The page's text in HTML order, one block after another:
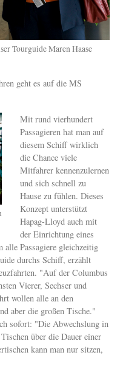
Tourguide Maren Haase
geht es auf die MS
Mit rund vierhundert
Passagieren hat man auf
diesem Schiff wirklich
die Chance viele
Mitfahrer kennenzulernen
und sich schnell zu
Hause zu fühlen. Dieses
Konzept unterstützt
Hapag-Lloyd auch mit
der Einrichtung eines
alle Passagiere gleichzeitig
durchs Schiff, erzählt
"Auf der Columbus
Vierer, Sechser und
wollen alle an den
aber die großen Tische."
sofort: "Die Abwechslung in
über die Dauer einer
kann man nur sitzen,